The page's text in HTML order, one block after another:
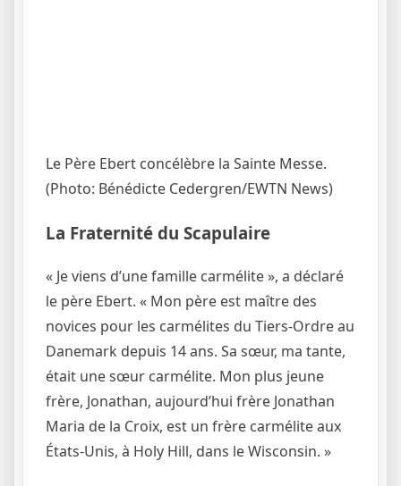
Le Père Ebert concélèbre la Sainte Messe.
(Photo: Bénédicte Cedergren/EWTN News)
La Fraternité du Scapulaire
« Je viens d’une famille carmélite », a déclaré
le père Ebert. « Mon père est maître des
novices pour les carmélites du Tiers-Ordre au
Danemark depuis 14 ans. Sa sœur, ma tante,
était une sœur carmélite. Mon plus jeune
frère, Jonathan, aujourd’hui frère Jonathan
Maria de la Croix, est un frère carmélite aux
États-Unis, à Holy Hill, dans le Wisconsin. »